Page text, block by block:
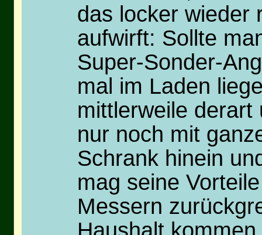
das locker wieder
aufwirft: Sollte
Super-Sonder-
mal im Laden
mittlerweile derart
nur noch mit
Schrank hinein
mag seine
Messern
Haushalt